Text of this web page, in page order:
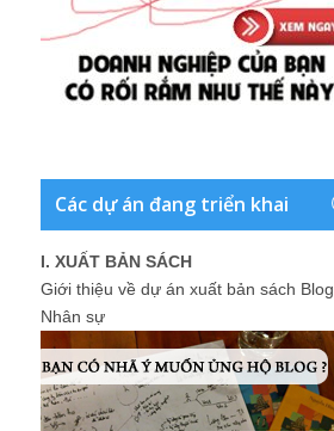
Các dự án đang triển khai
I. XUẤT BẢN SÁCH
Giới thiệu về dự án xuất bản sách Blog
Nhân sự